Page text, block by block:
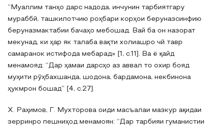
“Муаллим танҳо дарс надода, инчунин тарбиятгару
мураббӣ, ташкилотчию роҳбари корҳои беруназсинфию
беруназмактабии бачаҳо мебошад. Вай ба он назорат
мекунад, ки ҳар як талаба вақти холиашро чӣ тавр
самаранок истифода мебарад» [1, с.11]. Ва ё қайд
менамояд: “Дар ҳамаи дарсҳо аз аввал то охир бояд
муҳити рӯҳбахшанда, шодона, бардамона, некбинона
ҳукмрон бошад” [4, с.27].
Х. Раҳимов, Г. Мухторова оиди масъалаи мазкур ақидаи
зерринро пешниҳод менамоян: “Дар тарбияи гуманистии